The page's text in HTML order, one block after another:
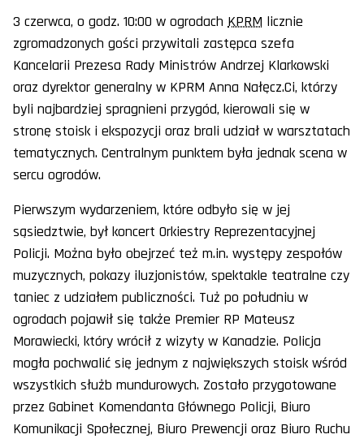
3 czerwca, o godz. 10:00 w ogrodach KPRM licznie
zgromadzonych gości przywitali zastępca szefa
Kancelarii Prezesa Rady Ministrów Andrzej Klarkowski
oraz dyrektor generalny w KPRM Anna Nałęcz.Ci, którzy
byli najbardziej spragnieni przygód, kierowali się w
stronę stoisk i ekspozycji oraz brali udział w warsztatach
tematycznych. Centralnym punktem była jednak scena w
sercu ogrodów.
Pierwszym wydarzeniem, które odbyło się w jej
sąsiedztwie, był koncert Orkiestry Reprezentacyjnej
Policji. Można było obejrzeć też m.in. występy zespołów
muzycznych, pokazy iluzjonistów, spektakle teatralne czy
taniec z udziałem publiczności. Tuż po południu w
ogrodach pojawił się także Premier RP Mateusz
Morawiecki, który wrócił z wizyty w Kanadzie. Policja
mogła pochwalić się jednym z największych stoisk wśród
wszystkich służb mundurowych. Zostało przygotowane
przez Gabinet Komendanta Głównego Policji, Biuro
Komunikacji Społecznej, Biuro Prewencji oraz Biuro Ruchu